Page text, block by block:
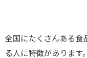
全国にたくさんある食
る人に特徴があります。